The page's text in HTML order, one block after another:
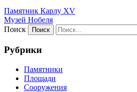
Памятник Карлу XV
Музей Нобеля
Поиск
Рубрики
Памятники
Площади
Сооружения